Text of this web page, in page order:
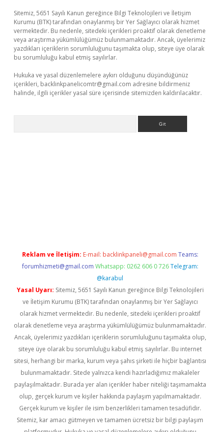
Sitemiz, 5651 Sayılı Kanun gereğince Bilgi Teknolojileri ve İletişim
Kurumu (BTK) tarafından onaylanmış bir Yer Sağlayıcı olarak hizmet
vermektedir. Bu nedenle, sitedeki içerikleri proaktif olarak denetleme
veya araştırma yükümlülüğümüz bulunmamaktadır. Ancak, üyelerimiz
yazdıkları içeriklerin sorumluluğunu taşımakta olup, siteye üye olarak
bu sorumluluğu kabul etmiş sayılırlar.
Hukuka ve yasal düzenlemelere aykırı olduğunu düşündüğünüz
içerikleri, backlinkpanelicomtr@gmail.com adresine bildirmeniz
halinde, ilgili içerikler yasal süre içerisinde sitemizden kaldırılacaktır.
Reklam ve İletişim: E-mail: backlinkpaneli@gmail.com Teams:
forumhizmeti@gmail.com Whatsapp: 0262 606 0 726 Telegram:
@karabul
Yasal Uyarı: Sitemiz, 5651 Sayılı Kanun gereğince Bilgi Teknolojileri
ve İletişim Kurumu (BTK) tarafından onaylanmış bir Yer Sağlayıcı
olarak hizmet vermektedir. Bu nedenle, sitedeki içerikleri proaktif
olarak denetleme veya araştırma yükümlülüğümüz bulunmamaktadır.
Ancak, üyelerimiz yazdıkları içeriklerin sorumluluğunu taşımakta olup,
siteye üye olarak bu sorumluluğu kabul etmiş sayılırlar. Bu internet
sitesi, herhangi bir marka, kurum veya şahıs şirketi ile hiçbir bağlantısı
bulunmamaktadır. Sitede yalnızca kendi hazırladığımız makaleler
paylaşılmaktadır. Burada yer alan içerikler haber niteliği taşımamakta
olup, gerçek kurum ve kişiler hakkında paylaşım yapılmamaktadır.
Gerçek kurum ve kişiler ile isim benzerlikleri tamamen tesadüfidir.
Sitemiz, kar amacı gütmeyen ve tamamen ücretsiz bir bilgi paylaşım